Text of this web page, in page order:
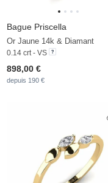
Bague Priscella
Or Jaune 14k & Diamant
0.14 crt - VS
898,00 €
depuis 190 €